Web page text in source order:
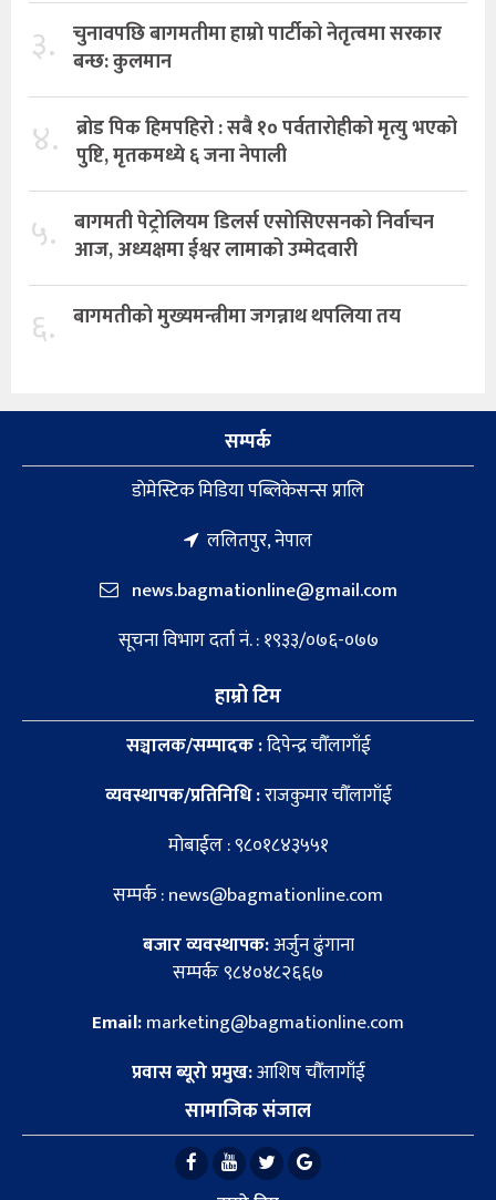
३. चुनावपछि बागमतीमा हाम्राे पार्टीको नेतृत्वमा सरकार
बन्छ: कुलमान
४. ब्रोड पिक हिमपहिरो : सबै १० पर्वतारोहीको मृत्यु भएको
पुष्टि, मृतकमध्ये ६ जना नेपाली
५. बागमती पेट्रोलियम डिलर्स एसोसिएसनको निर्वाचन
आज, अध्यक्षमा ईश्वर लामाको उम्मेदवारी
६. बागमतीको मुख्यमन्त्रीमा जगन्नाथ थपलिया तय
सम्पर्क
डाेमेस्टिक मिडिया पब्लिकेसन्स प्रालि
ललितपुर, नेपाल
news.bagmationline@gmail.com
सूचना विभाग दर्ता नं. : १९३३/०७६-०७७
हाम्रो टिम
सञ्चालक/सम्पादक :दिपेन्द्र चौँलागाँई
व्यवस्थापक/प्रतिनिधि :राजकुमार चौँलागाँई
मोबाईल : ९८०१८४३५५१
सम्पर्क : news@bagmationline.com
बजार व्यवस्थापक:अर्जुन ढुंगाना
सम्पर्कः ९८४०४८२६६७
Email:marketing@bagmationline.com
प्रवास ब्यूरो प्रमुख:आशिष चौँलागाँई
सामाजिक संजाल